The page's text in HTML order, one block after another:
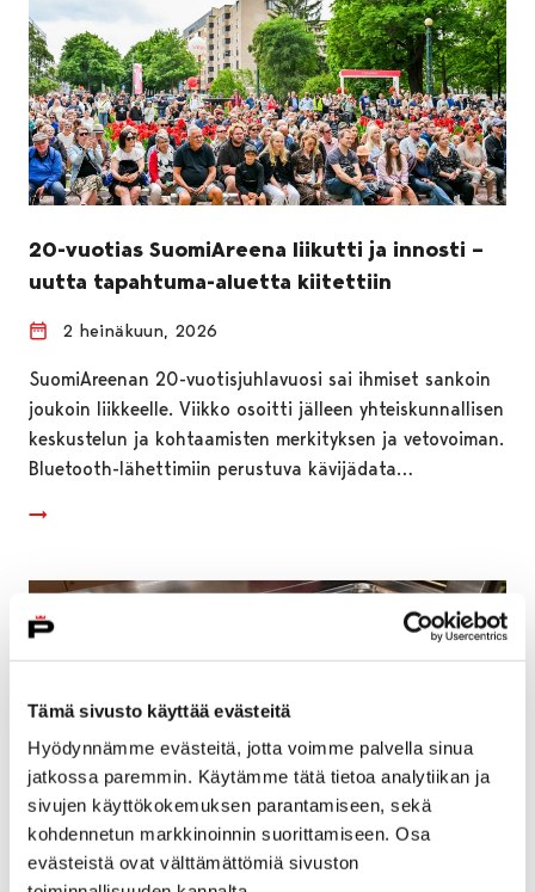
Tämä sivusto käyttää evästeitä
Hyödynnämme evästeitä, jotta voimme palvella sinua
jatkossa paremmin. Käytämme tätä tietoa analytiikan ja
sivujen käyttökokemuksen parantamiseen, sekä
kohdennetun markkinoinnin suorittamiseen. Osa
evästeistä ovat välttämättömiä sivuston
20-vuotias SuomiAreena liikutti ja innosti –
uutta tapahtuma-aluetta kiitettiin
2 heinäkuun, 2026
SuomiAreenan 20-vuotisjuhlavuosi sai ihmiset sankoin
joukoin liikkeelle. Viikko osoitti jälleen yhteiskunnallisen
keskustelun ja kohtaamisten merkityksen ja vetovoiman.
Bluetooth-lähettimiin perustuva kävijädata…